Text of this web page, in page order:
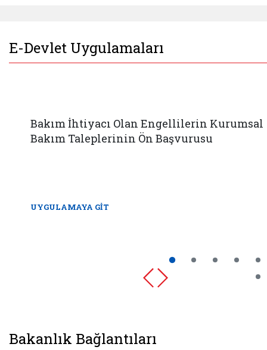
E-Devlet Uygulamaları
Bakım İhtiyacı Olan Engellilerin Kurumsal
Bakım Taleplerinin Ön Başvurusu
UYGULAMAYA GİT
Bakanlık Bağlantıları